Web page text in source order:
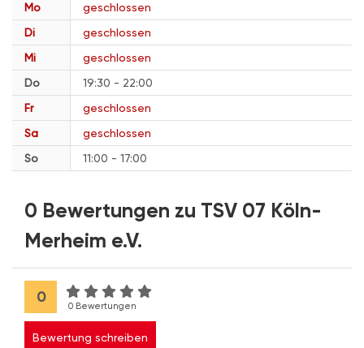
Mo
geschlossen
Di
geschlossen
Mi
geschlossen
Do
19:30 - 22:00
Fr
geschlossen
Sa
geschlossen
So
11:00 - 17:00
0 Bewertungen zu TSV 07 Köln-
Merheim e.V.
0
0 Bewertungen
Bewertung schreiben